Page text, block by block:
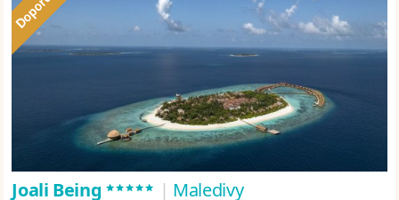
Joali Being***** | Maledivy